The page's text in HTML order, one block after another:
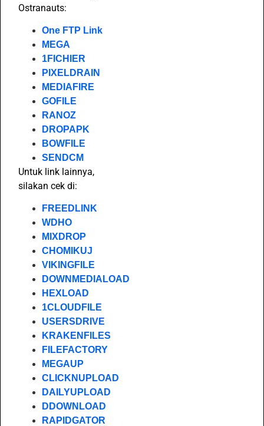
Ostranauts:
One FTP Link
MEGA
1FICHIER
PIXELDRAIN
MEDIAFIRE
GOFILE
RANOZ
DROPAPK
BOWFILE
SENDCM
Untuk link lainnya,
silakan cek di:
FREEDLINK
WDHO
MIXDROP
CHOMIKUJ
VIKINGFILE
DOWNMEDIALOAD
HEXLOAD
1CLOUDFILE
USERSDRIVE
KRAKENFILES
FILEFACTORY
MEGAUP
CLICKNUPLOAD
DAILYUPLOAD
DDOWNLOAD
RAPIDGATOR